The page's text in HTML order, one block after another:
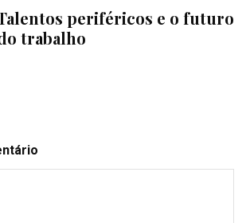
periféricos e o futuro
trabalho